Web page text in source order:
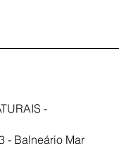
-
- Balneário Mar